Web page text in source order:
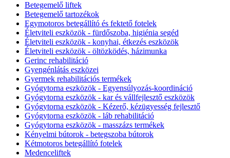
Betegemelő liftek
Betegemelő tartozékok
Egymotoros betegállító és fektető fotelek
Életviteli eszközök - fürdőszoba, higiénia segéd
Életviteli eszközök - konyhai, étkezés eszközök
Életviteli eszközök - öltözködés, házimunka
Gerinc rehabilitáció
Gyengénlátás eszközei
Gyermek rehabilitációs termékek
Gyógytorna eszközök - Egyensúlyozás-koordináció
Gyógytorna eszközök - kar és vállfejlesztő eszközök
Gyógytorna eszközök - Kézerő, kézügyesség fejlesztő
Gyógytorna eszközök - láb rehabilitáció
Gyógytorna eszközök - masszázs termékek
Kényelmi bútorok - betegszoba bútorok
Kétmotoros betegállító fotelek
Medenceliftek